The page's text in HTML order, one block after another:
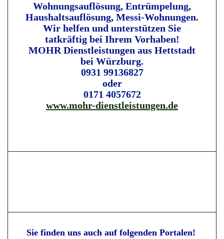
Wohnungsauflösung, Entrümpelung,
Haushaltsauflösung, Messi-Wohnungen.
Wir helfen und unterstützen Sie
tatkräftig bei Ihrem Vorhaben!
MOHR Dienstleistungen aus Hettstadt
bei Würzburg.
0931 99136827
oder
0171 4057672
www.mohr-dienstleistungen.de
Sie finden uns auch auf folgenden Portalen!